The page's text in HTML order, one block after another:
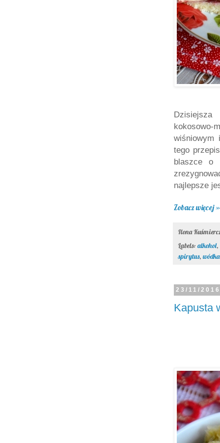
kokosowo-
wiśniowym
tego
blaszce o
najlepsze
Zobacz więcej »
Ilona
Labels: alkohol,
spirytus, wódka
23/11/
Kapusta